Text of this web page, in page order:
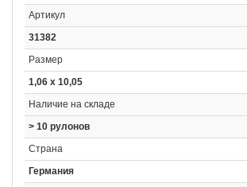
Артикул
31382
Размер
1,06 x 10,05
Наличие на складе
> 10 рулонов
Страна
Германия